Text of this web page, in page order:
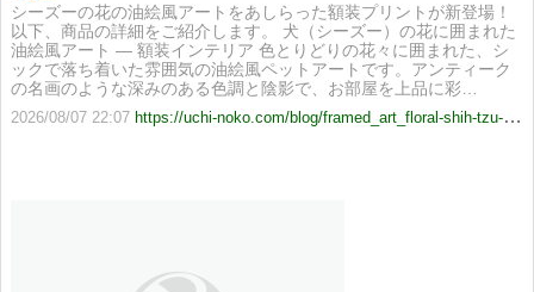
シーズーの花の油絵風アートをあしらった額装プリントが新登場！
以下、商品の詳細をご紹介します。 犬（シーズー）の花に囲まれた
油絵風アート ― 額装インテリア 色とりどりの花々に囲まれた、シ
ックで落ち着いた雰囲気の油絵風ペットアートです。アンティーク
の名画のような深みのある色調と陰影で、お部屋を上品に彩…
2026/08/07 22:07 https://uchi-noko.com/blog/framed_art_floral-shih-tzu-20260807-adf119ea-a3